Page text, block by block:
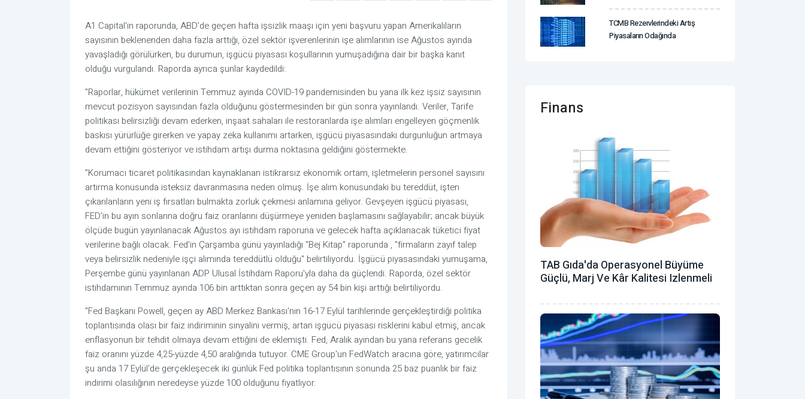
A1 Capital'in raporunda, ABD’de geçen hafta işsizlik maaşı için yeni başvuru yapan Amerikalıların
sayısının beklenenden daha fazla arttığı, özel sektör işverenlerinin işe alımlarının ise Ağustos ayında
yavaşladığı görülürken, bu durumun, işgücü piyasası koşullarının yumuşadığına dair bir başka kanıt
olduğu vurgulandı. Raporda ayrıca şunlar kaydedildi:
"Raporlar, hükümet verilerinin Temmuz ayında COVID-19 pandemisinden bu yana ilk kez işsiz sayısının
mevcut pozisyon sayısından fazla olduğunu göstermesinden bir gün sonra yayınlandı. Veriler, Tarife
politikası belirsizliği devam ederken, inşaat sahaları ile restoranlarda işe alımları engelleyen göçmenlik
baskısı yürürlüğe girerken ve yapay zeka kullanımı artarken, işgücü piyasasındaki durgunluğun artmaya
devam ettiğini gösteriyor ve istihdam artışı durma noktasına geldiğini göstermekte.
"Korumacı ticaret politikasından kaynaklanan istikrarsız ekonomik ortam, işletmelerin personel sayısını
artırma konusunda isteksiz davranmasına neden olmuş. İşe alım konusundaki bu tereddüt, işten
çıkarılanların yeni iş fırsatları bulmakta zorluk çekmesi anlamına geliyor. Gevşeyen işgücü piyasası,
FED'in bu ayın sonlarına doğru faiz oranlarını düşürmeye yeniden başlamasını sağlayabilir; ancak büyük
ölçüde bugün yayınlanacak Ağustos ayı istihdam raporuna ve gelecek hafta açıklanacak tüketici fiyat
verilerine bağlı olacak. Fed'in Çarşamba günü yayınladığı "Bej Kitap" raporunda , "firmaların zayıf talep
veya belirsizlik nedeniyle işçi alımında tereddütlü olduğu" belirtiliyordu. İşgücü piyasasındaki yumuşama,
Perşembe günü yayınlanan ADP Ulusal İstihdam Raporu'yla daha da güçlendi. Raporda, özel sektör
istihdamının Temmuz ayında 106 bin arttıktan sonra geçen ay 54 bin kişi arttığı belirtiliyordu.
"Fed Başkanı Powell, geçen ay ABD Merkez Bankası'nın 16-17 Eylül tarihlerinde gerçekleştirdiği politika
toplantısında olası bir faiz indiriminin sinyalini vermiş, artan işgücü piyasası risklerini kabul etmiş, ancak
enflasyonun bir tehdit olmaya devam ettiğini de eklemişti. Fed, Aralık ayından bu yana referans gecelik
faiz oranını yüzde 4,25-yüzde 4,50 aralığında tutuyor. CME Group'un FedWatch aracına göre, yatırımcılar
şu anda 17 Eylül'de gerçekleşecek iki günlük Fed politika toplantısının sonunda 25 baz puanlık bir faiz
indirimi olasılığının neredeyse yüzde 100 olduğunu fiyatlıyor.
TCMB Rezervlerindeki Artış
Piyasaların Odağında
Finans
TAB Gıda'da Operasyonel Büyüme
Güçlü, Marj Ve Kâr Kalitesi Izlenmeli